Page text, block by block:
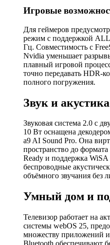
Игровые
Для геймеров
режим с поддержкой
Гц. Совместимость с
Nvidia уменьшает
плавный игровой
точно передавать HDR-
полного погружения.
Звук и акустика
Звуковая система 2.0 с
10 Вт оснащена
a9 AI Sound Pro. Она
пространство до
Ready и поддержка
беспроводные
объёмного звучания без
Умный дом и
Телевизор работает на
системы webOS 25,
множеству приложений